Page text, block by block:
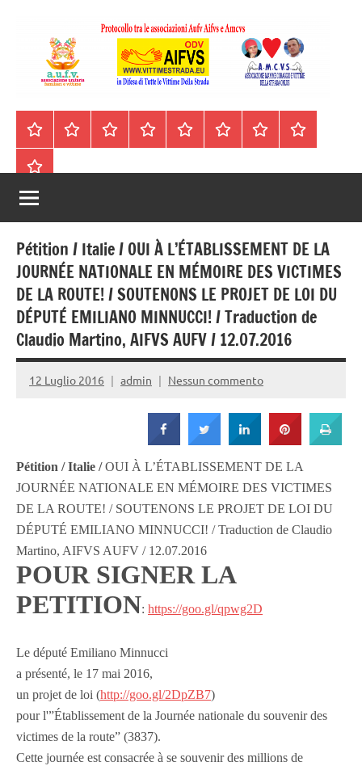
contenuto
A.I.F.V.S.
–
Associazione
Italiana
Familiari
e
Vittime
della
Strada
difesa
di
tutte
vittime
della
strada
HomepageSegnalazioni
Nord
Centro
Sud
ContattiIncidenti
Il
Archivio
Pétition / Italie / OUI À L’ÉTABLISSEMENT DE LA
JOURNÉE NATIONALE EN MÉMOIRE DES VICTIMES
DE LA ROUTE! / SOUTENONS LE PROJET DE LOI DU
DÉPUTÉ EMILIANO MINNUCCI! / Traduction de
Claudio Martino, AIFVS AUFV / 12.07.2016
12 Luglio 2016 admin Nessun commento
Pétition / Italie /OUI À L’ÉTABLISSEMENT DE LA
JOURNÉE NATIONALE EN MÉMOIRE DES VICTIMES
DE LA ROUTE! / SOUTENONS LE PROJET DE LOI DU
DÉPUTÉ EMILIANO MINNUCCI! / Traduction de Claudio
Martino, AIFVS AUFV / 12.07.2016
POUR SIGNER LA
PETITION: https://goo.gl/qpwg2D
Le député Emiliano Minnucci
a présenté, le 17 mai 2016,
un projet de loi (http://goo.gl/2DpZB7)
pour l'”Établissement de la Journée nationale du souvenir des
victimes de la route” (3837).
Cette journée est consacrée à se souvenir des millions de